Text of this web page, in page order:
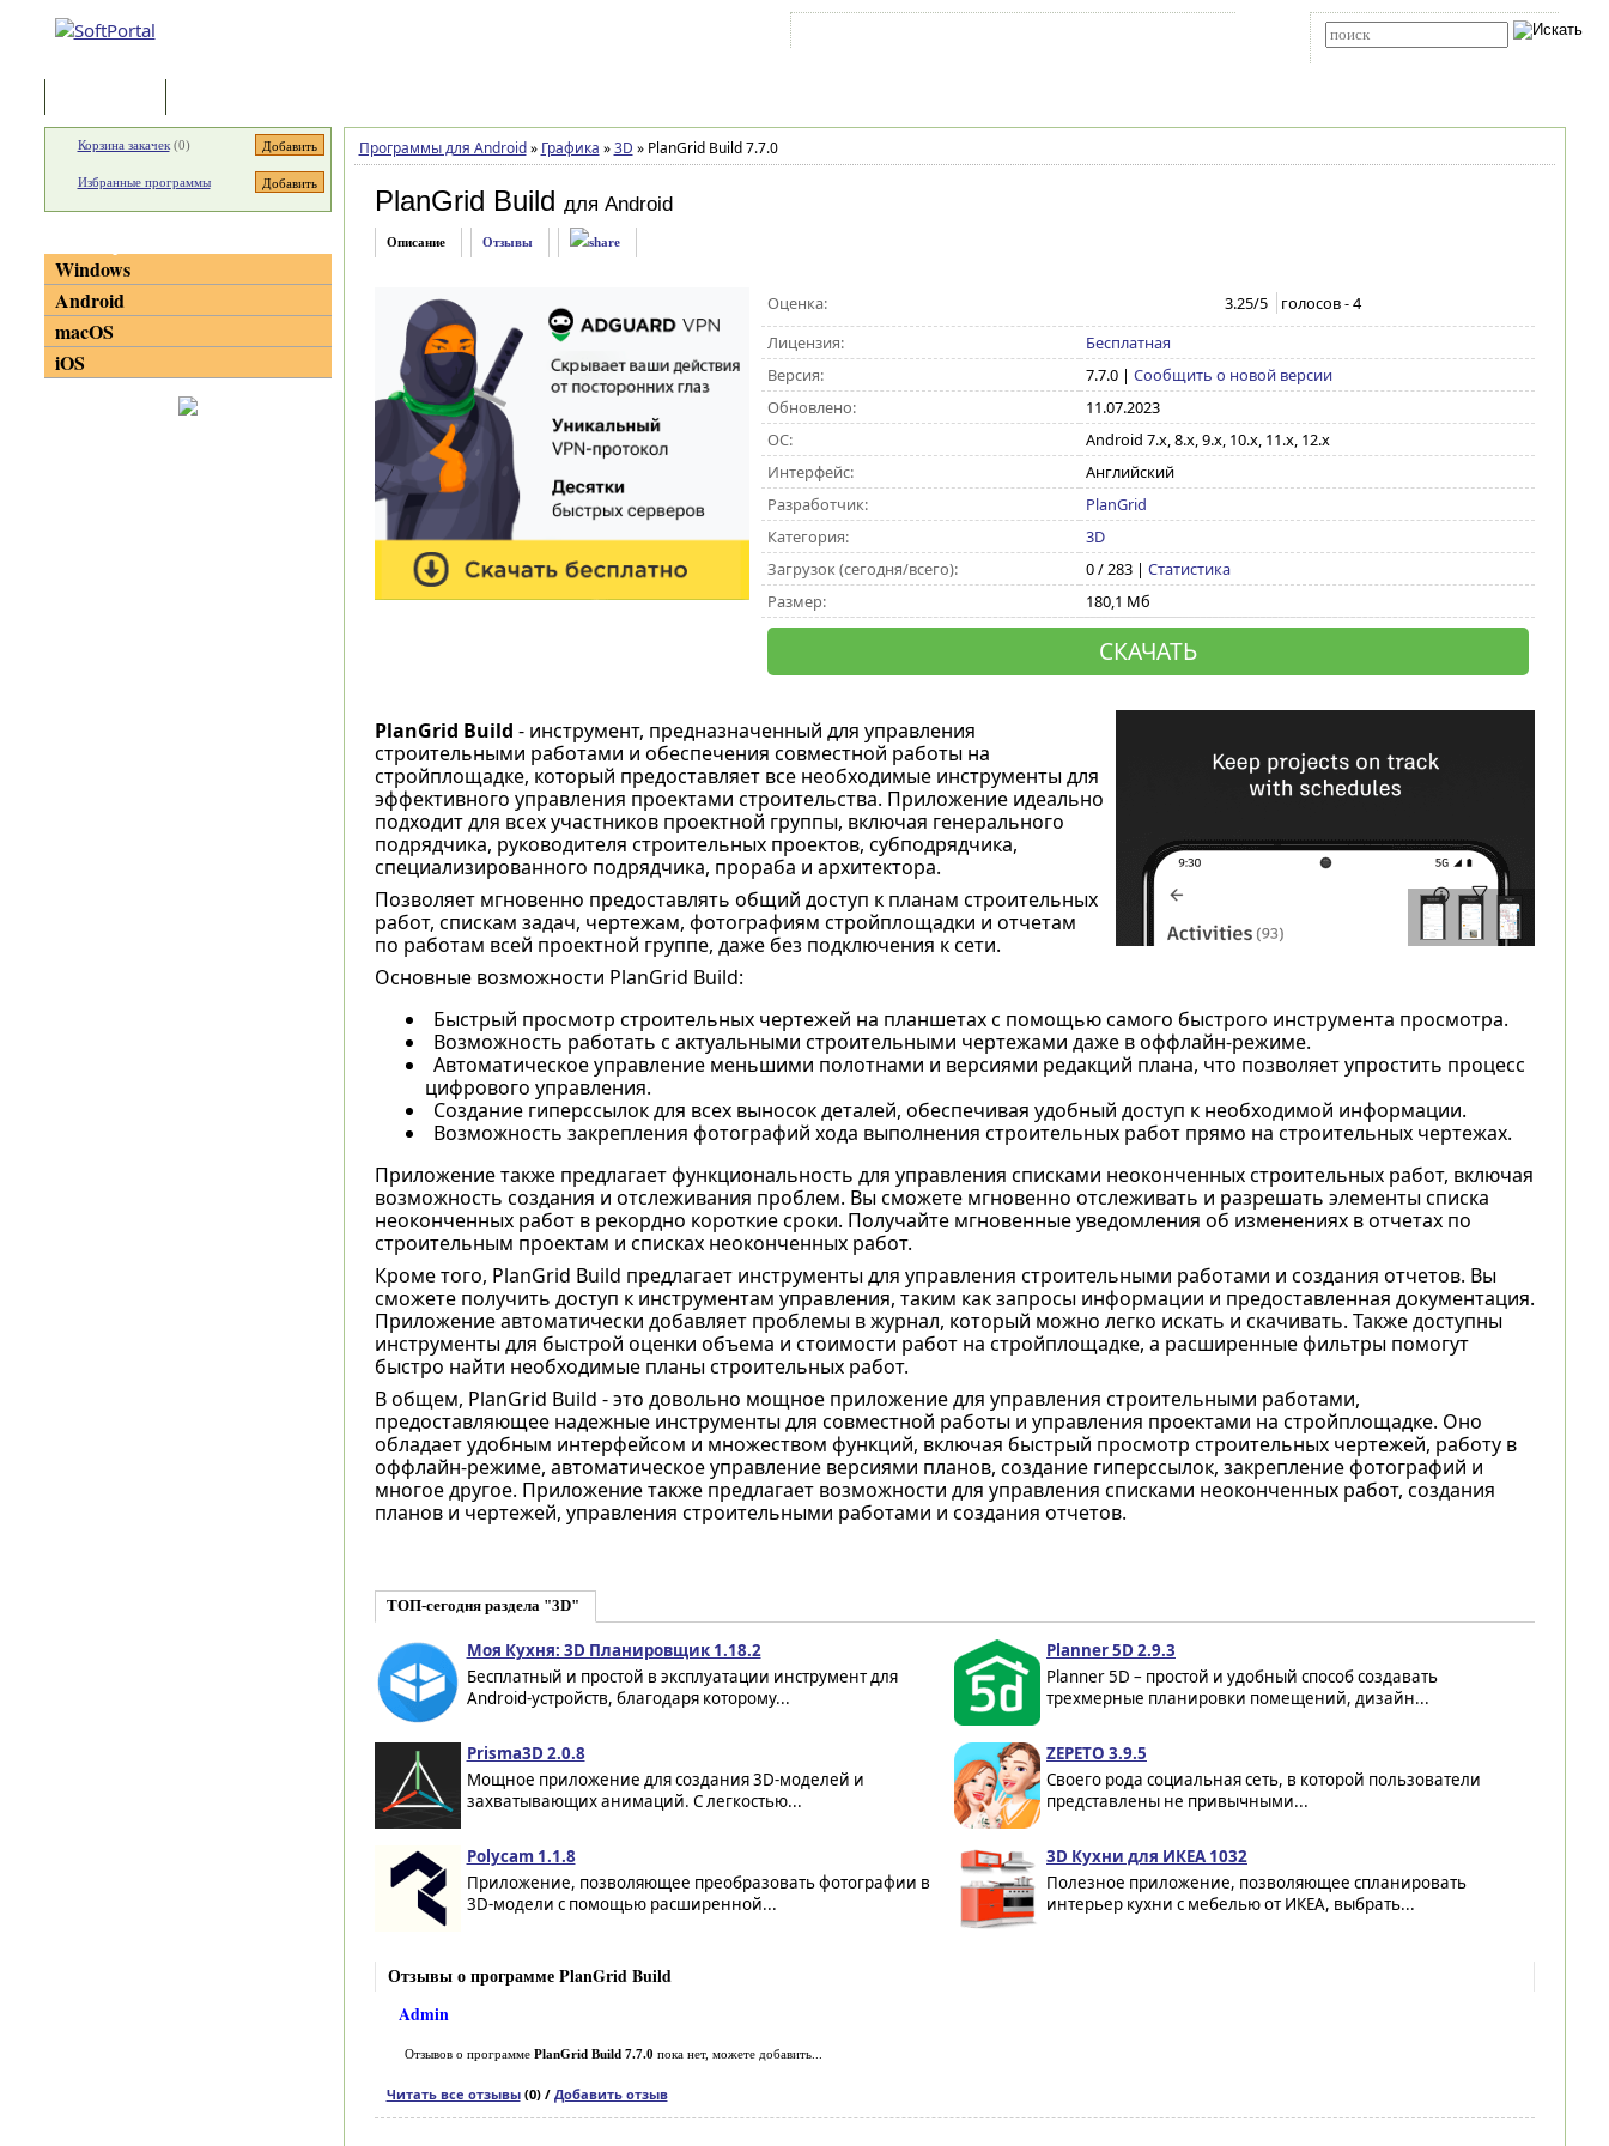
Программы для Android » Графика » 3D »PlanGrid Build 7.7.0
PlanGrid Build для Android
Описание Отзывы
Оценка: 3.25/5 голосов -4
Лицензия:
Бесплатная
Версия:
7.7.0| Сообщить о новой версии
Обновлено:
11.07.2023
ОС:
Android 7.x, 8.x, 9.x, 10.x, 11.x, 12.x
Интерфейс:
Английский
Разработчик:
PlanGrid
Категория:
3D
Загрузок (сегодня/всего):
0 / 283 | Статистика
Размер:
180,1 Мб
СКАЧАТЬ
PlanGrid Build - инструмент, предназначенный для управления
строительными работами и обеспечения совместной работы на
стройплощадке, который предоставляет все необходимые инструменты для
эффективного управления проектами строительства. Приложение идеально
подходит для всех участников проектной группы, включая генерального
подрядчика, руководителя строительных проектов, субподрядчика,
специализированного подрядчика, прораба и архитектора.
Позволяет мгновенно предоставлять общий доступ к планам строительных
работ, спискам задач, чертежам, фотографиям стройплощадки и отчетам
по работам всей проектной группе, даже без подключения к сети.
Основные возможности PlanGrid Build:
Быстрый просмотр строительных чертежей на планшетах с помощью самого быстрого инструмента просмотра.
Возможность работать с актуальными строительными чертежами даже в оффлайн-режиме.
Автоматическое управление меньшими полотнами и версиями редакций плана, что позволяет упростить процесс
цифрового управления.
Создание гиперссылок для всех выносок деталей, обеспечивая удобный доступ к необходимой информации.
Возможность закрепления фотографий хода выполнения строительных работ прямо на строительных чертежах.
Приложение также предлагает функциональность для управления списками неоконченных строительных работ, включая
возможность создания и отслеживания проблем. Вы сможете мгновенно отслеживать и разрешать элементы списка
неоконченных работ в рекордно короткие сроки. Получайте мгновенные уведомления об изменениях в отчетах по
строительным проектам и списках неоконченных работ.
Кроме того, PlanGrid Build предлагает инструменты для управления строительными работами и создания отчетов. Вы
сможете получить доступ к инструментам управления, таким как запросы информации и предоставленная документация.
Приложение автоматически добавляет проблемы в журнал, который можно легко искать и скачивать. Также доступны
инструменты для быстрой оценки объема и стоимости работ на стройплощадке, а расширенные фильтры помогут
быстро найти необходимые планы строительных работ.
В общем, PlanGrid Build - это довольно мощное приложение для управления строительными работами,
предоставляющее надежные инструменты для совместной работы и управления проектами на стройплощадке. Оно
обладает удобным интерфейсом и множеством функций, включая быстрый просмотр строительных чертежей, работу в
оффлайн-режиме, автоматическое управление версиями планов, создание гиперссылок, закрепление фотографий и
многое другое. Приложение также предлагает возможности для управления списками неоконченных работ, создания
планов и чертежей, управления строительными работами и создания отчетов.
ТОП-сегодня раздела "3D"
Моя Кухня: 3D Планировщик 1.18.2
Бесплатный и простой в эксплуатации инструмент для
Android-устройств, благодаря которому...
Planner 5D 2.9.3
Planner 5D – простой и удобный способ создавать
трехмерные планировки помещений, дизайн...
Prisma3D 2.0.8
Мощное приложение для создания 3D-моделей и
захватывающих анимаций. С легкостью...
ZEPETO 3.9.5
Своего рода социальная сеть, в которой пользователи
представлены не привычными...
Polycam 1.1.8
Приложение, позволяющее преобразовать фотографии в
3D-модели с помощью расширенной...
3D Кухни для ИКЕА 1032
Полезное приложение, позволяющее спланировать
интерьер кухни с мебелью от ИКЕА, выбрать...
Отзывы о программе PlanGrid Build
Admin
Отзывов о программе PlanGrid Build 7.7.0 пока нет, можете добавить...
Читать все отзывы(0) / Добавить отзыв
Корзина закачек(0)
Избранные программы
Windows
Android
macOS
iOS